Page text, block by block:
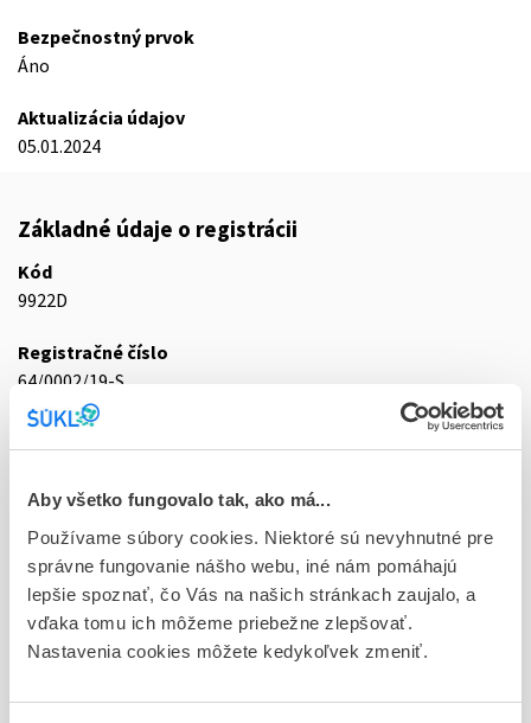
Aby všetko fungovalo tak, ako má...
Používame súbory cookies. Niektoré sú nevyhnutné pre
správne fungovanie nášho webu, iné nám pomáhajú
lepšie spoznať, čo Vás na našich stránkach zaujalo, a
vďaka tomu ich môžeme priebežne zlepšovať.
Nastavenia cookies môžete kedykoľvek zmeniť.
Bezpečnostný prvok
Áno
Aktualizácia údajov
05.01.2024
Základné údaje o registrácii
Kód
9922D
Registračné číslo
64/0002/19-S
Doplnok
Stav
D - Registrácia bez obmedzenia platnosti
Typ registračnej procedúry
Vzájomné uznávanie (mutual recognition proc.)
Bausch + Lomb Ireland Limited, Írsko